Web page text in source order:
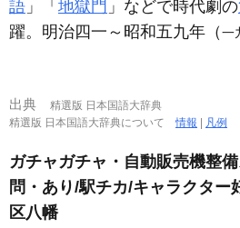
語 」「 地獄門 」などで時代劇の
躍。明治四一～昭和五九年（一
出典
精選版 日本国語大辞典
精選版 日本国語大辞典について情報 | 凡例
ガチャガチャ・自動販売機整
問・あり/駅チカ/キャラクター
区八幡